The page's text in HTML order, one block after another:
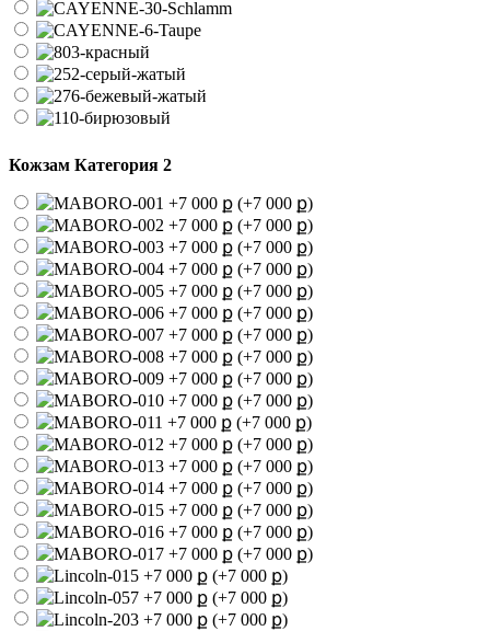
Кожзам Категория 2
(+7 000 ք)
(+7 000 ք)
(+7 000 ք)
(+7 000 ք)
(+7 000 ք)
(+7 000 ք)
(+7 000 ք)
(+7 000 ք)
(+7 000 ք)
(+7 000 ք)
(+7 000 ք)
(+7 000 ք)
(+7 000 ք)
(+7 000 ք)
(+7 000 ք)
(+7 000 ք)
(+7 000 ք)
(+7 000 ք)
(+7 000 ք)
(+7 000 ք)